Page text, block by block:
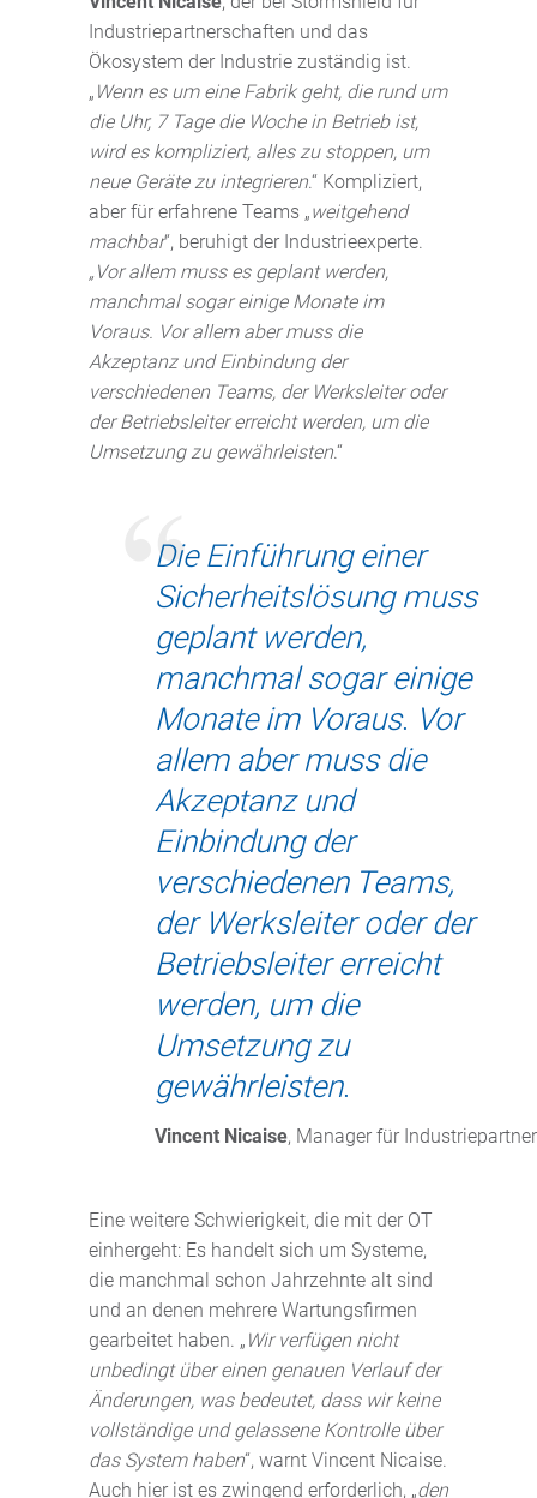
Industriepartnerschaften und das
Ökosystem der Industrie zuständig ist.
„ Wenn es um eine Fabrik geht, die rund um
die Uhr, 7 Tage die Woche in Betrieb ist,
wird es kompliziert, alles zu stoppen, um
neue Geräte zu integrieren.“ Kompliziert,
aber für erfahrene Teams „weitgehend
machbar“, beruhigt der Industrieexperte.
„Vor allem muss es geplant werden,
manchmal sogar einige Monate im
Voraus. Vor allem aber muss die
Akzeptanz und Einbindung der
verschiedenen Teams, der Werksleiter oder
der Betriebsleiter erreicht werden, um die
Umsetzung zu gewährleisten.“
Die Einführung einer
Sicherheitslösung muss
geplant werden,
manchmal sogar einige
Monate im Voraus. Vor
allem aber muss die
Akzeptanz und
Einbindung der
verschiedenen Teams,
der Werksleiter oder der
Betriebsleiter erreicht
werden, um die
Umsetzung zu
gewährleisten.
Vincent Nicaise, Manager für
Eine weitere Schwierigkeit, die mit der OT
einhergeht: Es handelt sich um Systeme,
die manchmal schon Jahrzehnte alt sind
und an denen mehrere Wartungsfirmen
gearbeitet haben. „ Wir verfügen nicht
unbedingt über einen genauen Verlauf der
Änderungen, was bedeutet, dass wir keine
vollständige und gelassene Kontrolle über
das System haben“, warnt Vincent Nicaise.
Auch hier ist es zwingend erforderlich, „den